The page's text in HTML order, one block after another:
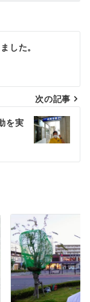
した。
次の記事
を実